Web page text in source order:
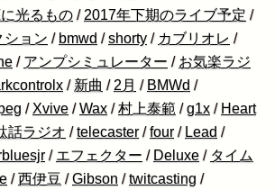
光るもの / 2017年下期のライブ予定 /
ション / bmwd /shorty / カブリオレ /
/ アンプシミュレーター / お気楽ラジ
/ 新曲 / 2月 / BMWd /
/ Xvive /Wax /村上泰範 /g1x / Heart
話ラジオ /telecaster /four / Lead /
/ エフェクター / Deluxe / タイム
/西伊豆 /Gibson /twitcasting /